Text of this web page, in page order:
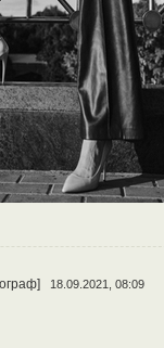
18.09.2021, 08:09